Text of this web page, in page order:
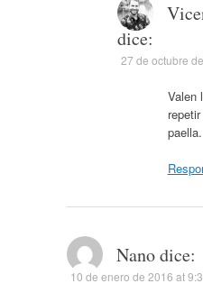
dice:
27 de octubre
Valen
paella.
Nano dice:
10 de enero de 2016 at